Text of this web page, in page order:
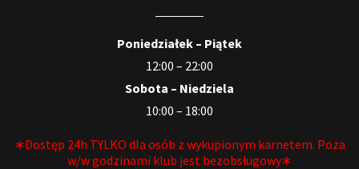
Poniedziałek – Piątek
12:00 – 22:00
Sobota – Niedziela
10:00 – 18:00
∗Dostęp 24h TYLKO dla osób z wykupionym karnetem. Poza
w/w godzinami klub jest bezobsługowy∗